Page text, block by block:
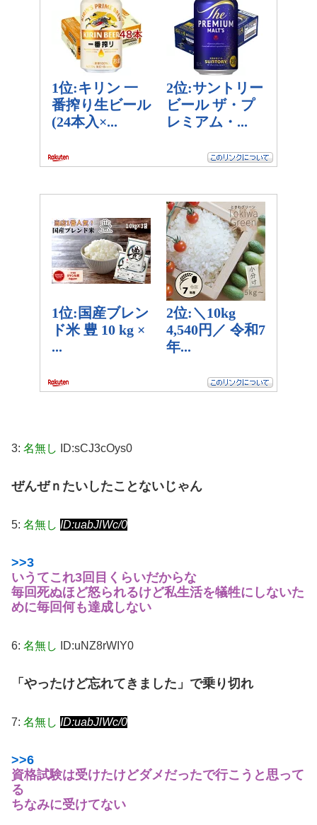
3: 名無し ID:sCJ3cOys0
ぜんぜｎたいしたことないじゃん
5: 名無し ID:uabJlWc/0
>>3
いうてこれ3回目くらいだからな
毎回死ぬほど怒られるけど私生活を犠牲にしないた
めに毎回何も達成しない
6: 名無し ID:uNZ8rWIY0
「やったけど忘れてきました」で乗り切れ
7: 名無し ID:uabJlWc/0
>>6
資格試験は受けたけどダメだったで行こうと思って
る
ちなみに受けてない